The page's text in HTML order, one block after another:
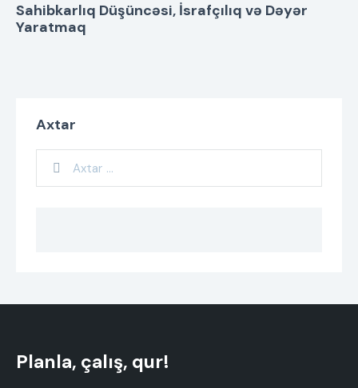
Sahibkarlıq Düşüncəsi, İsrafçılıq və Dəyər
Yaratmaq
Axtar
Planla, çalış, qur!